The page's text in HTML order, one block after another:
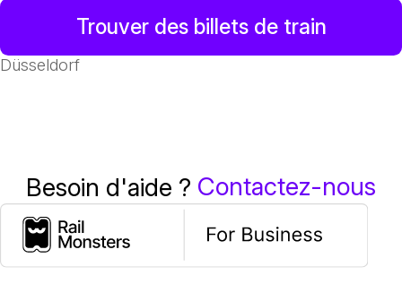
Trouver des billets de train
Düsseldorf
Besoin d'aide ? Contactez-nous